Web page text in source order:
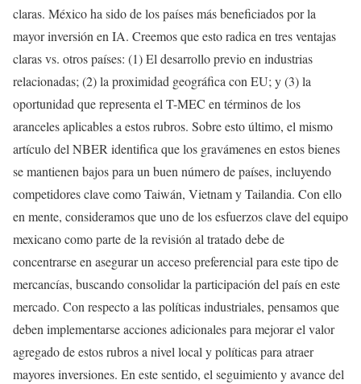
claras. México ha sido de los países más beneficiados por la
mayor inversión en IA. Creemos que esto radica en tres ventajas
claras vs. otros países: (1) El desarrollo previo en industrias
relacionadas; (2) la proximidad geográfica con EU; y (3) la
oportunidad que representa el T-MEC en términos de los
aranceles aplicables a estos rubros. Sobre esto último, el mismo
artículo del NBER identifica que los gravámenes en estos bienes
se mantienen bajos para un buen número de países, incluyendo
competidores clave como Taiwán, Vietnam y Tailandia. Con ello
en mente, consideramos que uno de los esfuerzos clave del equipo
mexicano como parte de la revisión al tratado debe de
concentrarse en asegurar un acceso preferencial para este tipo de
mercancías, buscando consolidar la participación del país en este
mercado. Con respecto a las políticas industriales, pensamos que
deben implementarse acciones adicionales para mejorar el valor
agregado de estos rubros a nivel local y políticas para atraer
mayores inversiones. En este sentido, el seguimiento y avance del